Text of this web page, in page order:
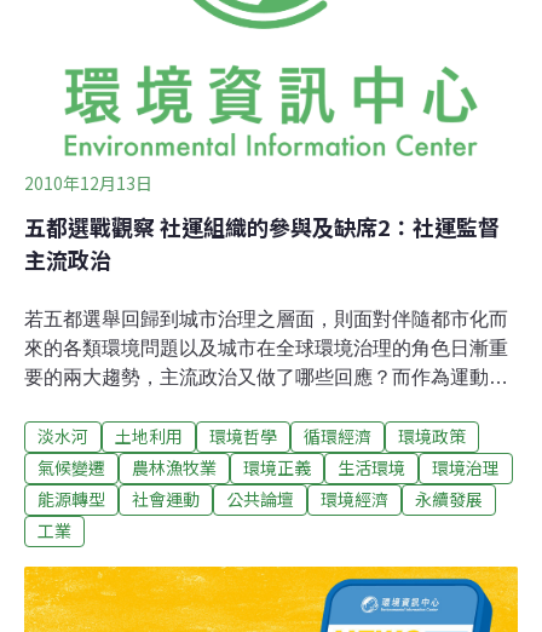
水、八里等區所有里長上百人皆出席表達
2010年12月13日
五都選戰觀察 社運組織的參與及缺席2：社運監督
主流政治
若五都選舉回歸到城市治理之層面，則面對伴隨都市化而
來的各類環境問題以及城市在全球環境治理的角色日漸重
要的兩大趨勢，主流政治又做了哪些回應？而作為運動組
就客觀而言，當你檢視五都市長候選人所提出的政見，
「綠色」、「低碳」、「生態」均見諸選舉公報，以台中
市長為例，蘇嘉全倡議「建制低碳、會呼吸的健康生活環
境」，胡志強標榜「建立低碳城市，推廣綠能交通，發展
綠色經濟」。面對這類作文比賽，運動組織可採取的策略
有三：「檢驗環境爭議個案的程度與態度」、「整體環境
政策的評比」、「耙梳候選人與污染者的裙帶關係」，方
淡水河 土地利用 環境哲學 循環經濟
環境政策
氣候變遷
農林漁牧業 環境正義 生活環境
環境治理
能源轉型
社會運動 公共論壇 環境經濟
永續發展
工業